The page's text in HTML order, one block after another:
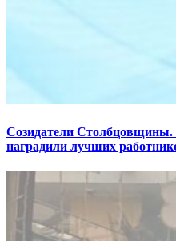
Созидатели Столбцовщины.
наградили лучших